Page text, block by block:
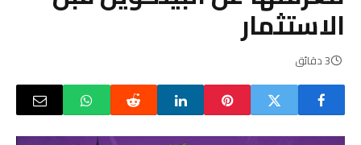
الاستثمار
3 دقائق